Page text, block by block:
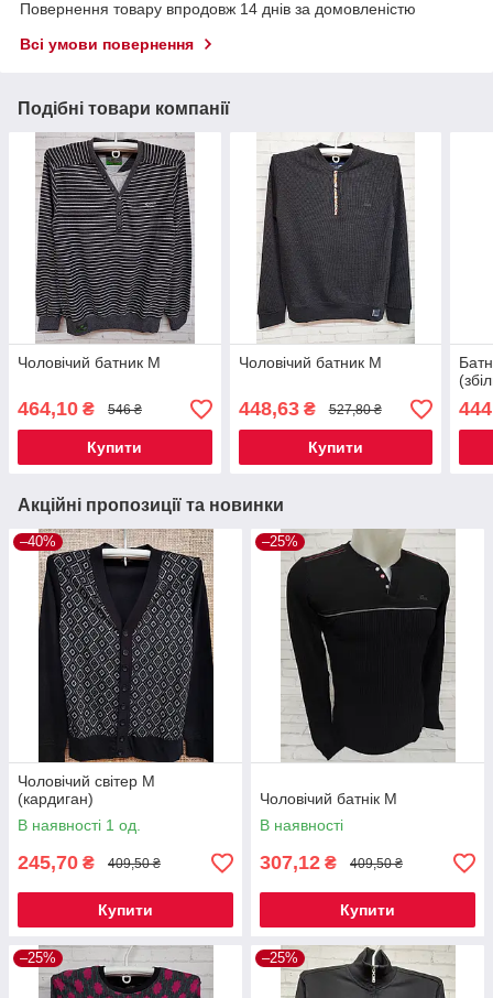
Повернення товару впродовж 14 днів за домовленістю
Всі умови повернення
Подібні товари компанії
Чоловічий батник M
464,10 ₴ 546 ₴
Купити
Чоловічий батник M
448,63₴ 527,80 ₴
Купити
Акційні пропозиції та новинки
–40%
Чоловічий світер М
(кардиган)
В наявності 1 од.
245,70 ₴ 409,50 ₴
Купити
–25%
Чоловічий батнік M
В наявності
307,12 ₴ 409,50 ₴
Купити
–25% –25%